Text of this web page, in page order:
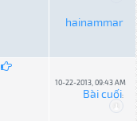
hainammar
10-22-2013, 09:43 AM
Bài cuối: